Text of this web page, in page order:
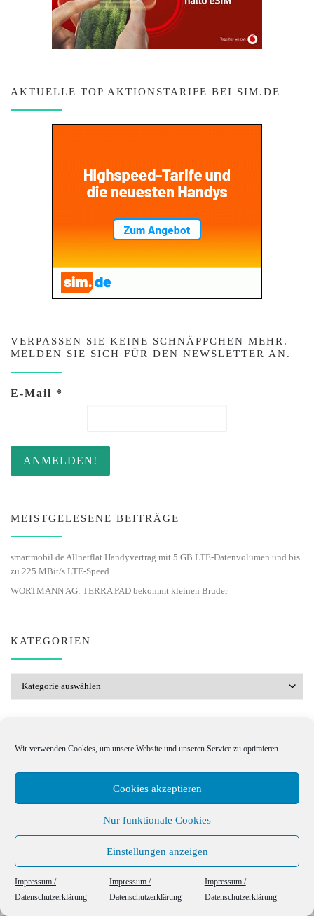
Got it!
Wir verwenden Cookies, um unsere Website und unseren Service zu optimieren.
Cookies akzeptieren
Nur funktionale Cookies
Einstellungen anzeigen
Impressum /
Datenschutzerklärung
Impressum /
Datenschutzerklärung
Impressum /
Datenschutzerklärung
AKTUELLE TOP AKTIONSTARIFE BEI SIM.DE
VERPASSEN SIE KEINE SCHNÄPPCHEN MEHR.
MELDEN SIE SICH FÜR DEN NEWSLETTER AN.
E-Mail *
MEISTGELESENE BEITRÄGE
smartmobil.de Allnetflat Handyvertrag mit 5 GB LTE-Datenvolumen und bis
zu 225 MBit/s LTE-Speed
WORTMANN AG: TERRA PAD bekommt kleinen Bruder
KATEGORIEN